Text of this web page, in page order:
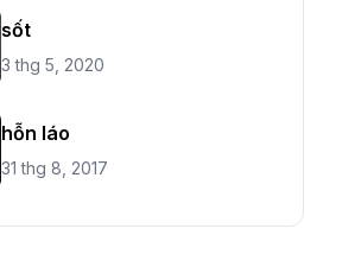
sốt
3 thg 5, 2020
hỗn láo
31 thg 8, 2017